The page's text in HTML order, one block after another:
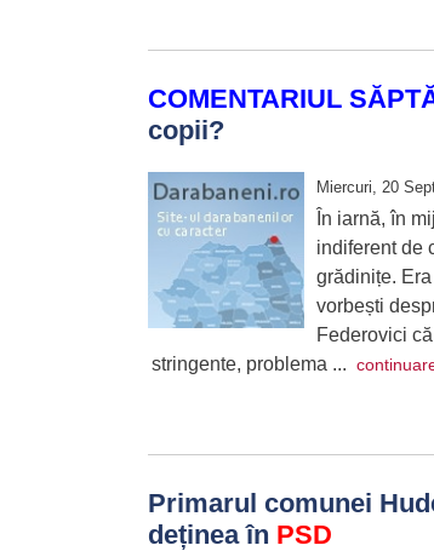
COMENTARIUL
copii?
Miercuri, 20
În iarnă, în
indiferent de
grădinițe.
vorbești
Federovici
stringente, problema ...
Primarul comunei
deținea în PSD